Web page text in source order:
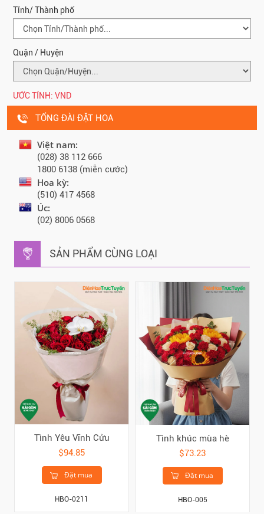
Tỉnh/ Thành phố
Quận / Huyện
ƯỚC TÍNH: VND
TỔNG ĐÀI ĐẶT HOA
Việt nam:
(028) 38 112 666
1800 6138 (miễn cước)
Hoa kỳ:
(510) 417 4568
Úc:
(02) 8006 0568
SẢN PHẨM CÙNG LOẠI
Tình Yêu Vĩnh Cửu
$94.85
Đặt mua
HBO-0211
Tình khúc mùa hè
$73.23
Đặt mua
HBO-005